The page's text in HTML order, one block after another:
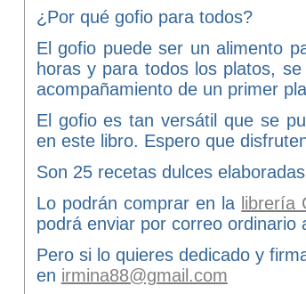
¿Por qué gofio para todos?
El gofio puede ser un alimento
horas y para todos los platos,
acompañamiento de un primer
El gofio es tan versátil que se
en este libro. Espero que
Son 25 recetas dulces
Lo podrán comprar en la librería
podrá enviar por correo ordinario
Pero si lo quieres dedicado y
en irmina88@gmail.com